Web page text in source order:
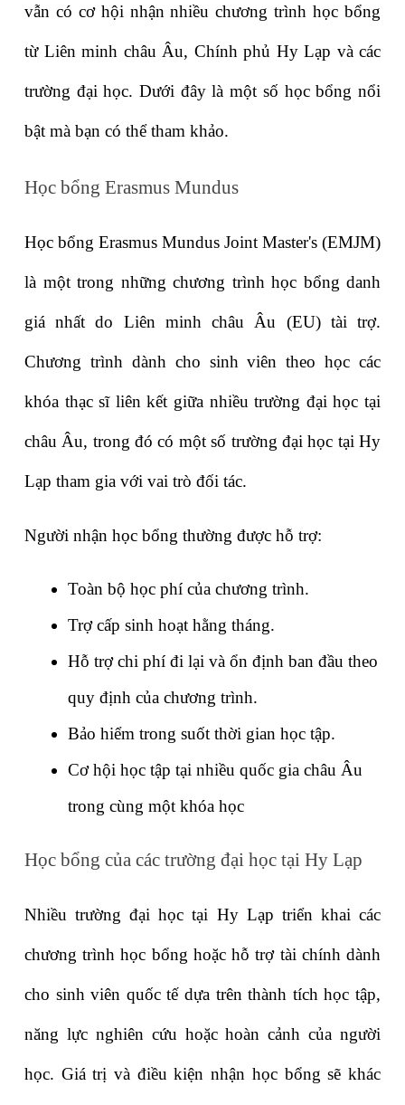
vẫn có cơ hội nhận nhiều chương trình học bổng
từ Liên minh châu Âu, Chính phủ Hy Lạp và các
trường đại học. Dưới đây là một số học bổng nổi
bật mà bạn có thể tham khảo.
Học bổng Erasmus Mundus
Học bổng Erasmus Mundus Joint Master's (EMJM)
là một trong những chương trình học bổng danh
giá nhất do Liên minh châu Âu (EU) tài trợ.
Chương trình dành cho sinh viên theo học các
khóa thạc sĩ liên kết giữa nhiều trường đại học tại
châu Âu, trong đó có một số trường đại học tại Hy
Lạp tham gia với vai trò đối tác.
Người nhận học bổng thường được hỗ trợ:
Toàn bộ học phí của chương trình.
Trợ cấp sinh hoạt hằng tháng.
Hỗ trợ chi phí đi lại và ổn định ban đầu theo
quy định của chương trình.
Bảo hiểm trong suốt thời gian học tập.
Cơ hội học tập tại nhiều quốc gia châu Âu
trong cùng một khóa học
Học bổng của các trường đại học tại Hy Lạp
Nhiều trường đại học tại Hy Lạp triển khai các
chương trình học bổng hoặc hỗ trợ tài chính dành
cho sinh viên quốc tế dựa trên thành tích học tập,
năng lực nghiên cứu hoặc hoàn cảnh của người
học. Giá trị và điều kiện nhận học bổng sẽ khác